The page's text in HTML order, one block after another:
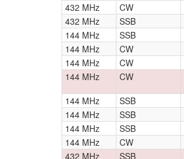
432 MHz
CW
432 MHz
SSB
144 MHz
SSB
144 MHz
CW
144 MHz
CW
144 MHz
CW
144 MHz SSB
144 MHz
SSB
144 MHz
SSB
144 MHz
CW
432 MHz
SSB